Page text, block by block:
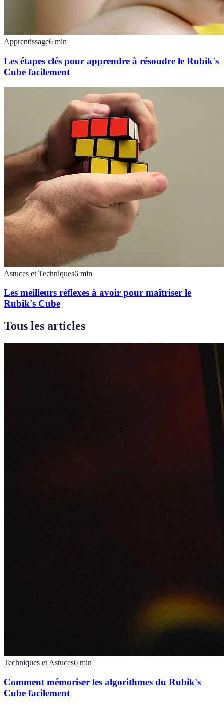
Apprentissage6 min
Les étapes clés pour apprendre à résoudre le Rubik's
Cube facilement
Astuces et Techniques6 min
Les meilleurs réflexes à avoir pour maîtriser le
Rubik's Cube
Tous les articles
Techniques et Astuces6 min
Comment mémoriser les algorithmes du Rubik's
Cube facilement